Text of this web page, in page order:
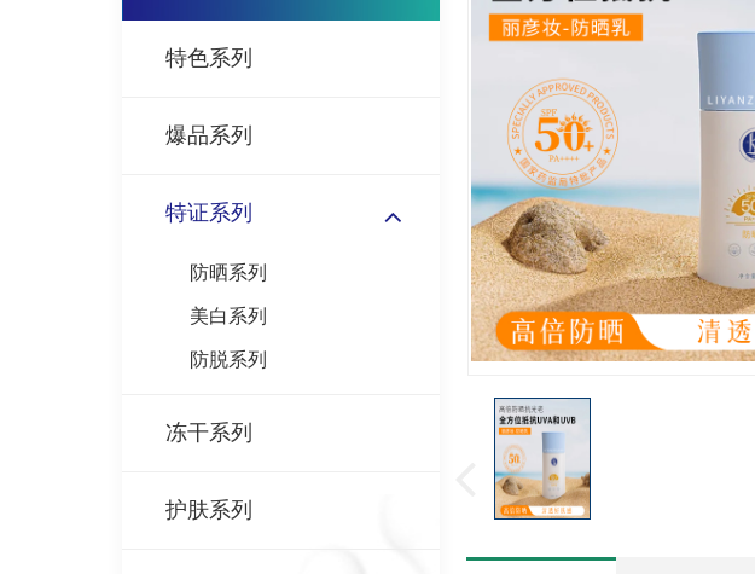
特色系列
爆品系列
特证系列
防晒系列
美白系列
防脱系列
冻干系列
护肤系列